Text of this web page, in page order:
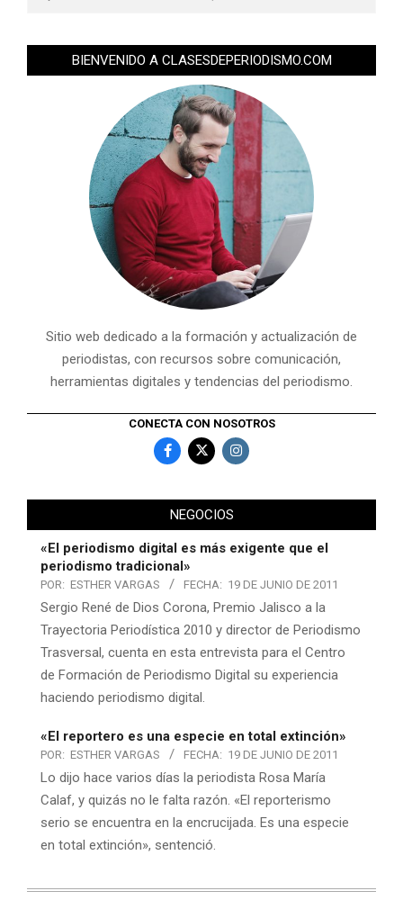
BIENVENIDO A CLASESDEPERIODISMO.COM
Sitio web dedicado a la formación y actualización de
periodistas, con recursos sobre comunicación,
herramientas digitales y tendencias del periodismo.
CONECTA CON NOSOTROS
NEGOCIOS
«El periodismo digital es más exigente que el
periodismo tradicional»
POR: ESTHER VARGAS FECHA: 19 DE JUNIO DE 2011
Sergio René de Dios Corona, Premio Jalisco a la
Trayectoria Periodística 2010 y director de Periodismo
Trasversal, cuenta en esta entrevista para el Centro
de Formación de Periodismo Digital su experiencia
haciendo periodismo digital.
«El reportero es una especie en total extinción»
POR: ESTHER VARGAS FECHA: 19 DE JUNIO DE 2011
Lo dijo hace varios días la periodista Rosa María
Calaf, y quizás no le falta razón. «El reporterismo
serio se encuentra en la encrucijada. Es una especie
en total extinción», sentenció.